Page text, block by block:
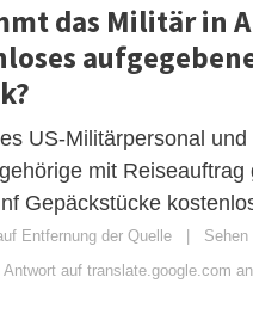
das Militär in
US-Militärpersonal und
mit Reiseauftrag
Gepäckstücke
Entfernung der Quelle |
auf translate.google.com an